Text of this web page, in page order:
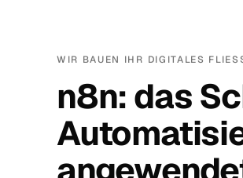
WIR BAUEN IHR DIGITALES
n8n: das